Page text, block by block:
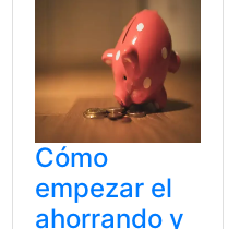
Cómo
empezar el
ahorrando y